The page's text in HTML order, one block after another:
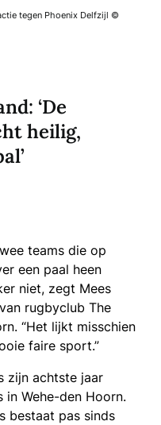
tegen Phoenix Delfzijl ©
‘De
heilig,
teams die op
een paal heen
niet, zegt Mees
rugbyclub The
“Het lijkt misschien
faire sport.”
zijn achtste jaar
in Wehe-den Hoorn.
bestaat pas sinds